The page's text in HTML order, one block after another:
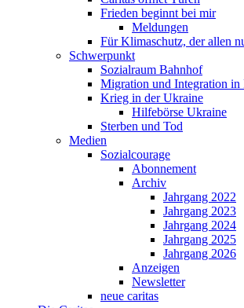
Frieden beginnt bei mir
Meldungen
Für Klimaschutz, der allen
Schwerpunkt
Sozialraum Bahnhof
Migration und Integration in
Krieg in der Ukraine
Hilfebörse Ukraine
Sterben und Tod
Medien
Sozialcourage
Abonnement
Archiv
Jahrgang 2022
Jahrgang 2023
Jahrgang 2024
Jahrgang 2025
Jahrgang 2026
Anzeigen
Newsletter
neue caritas